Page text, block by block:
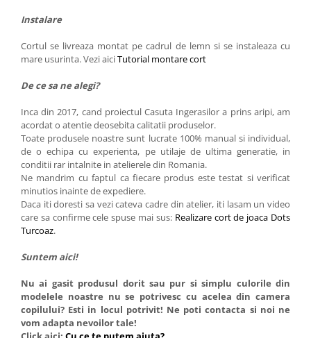
Instalare
Cortul se livreaza montat pe cadrul de lemn si se instaleaza cu
mare usurinta. Vezi aiciTutorial montare cort
De ce sa ne alegi?
Inca din 2017, cand proiectul Casuta Ingerasilor a prins aripi, am
acordat o atentie deosebita calitatii produselor.
Toate produsele noastre sunt lucrate 100% manual si individual,
de o echipa cu experienta, pe utilaje de ultima generatie, in
conditii rar intalnite in atelierele din Romania.
Ne mandrim cu faptul ca fiecare produs este testat si verificat
minutios inainte de expediere.
Daca iti doresti sa vezi cateva cadre din atelier, iti lasam un video
care sa confirme cele spuse mai sus: Realizare cort de joaca Dots
Turcoaz.
Suntem aici!
Nu ai gasit produsul dorit sau pur si simplu culorile din
modelele noastre nu se potrivesc cu acelea din camera
copilului? Esti in locul potrivit! Ne poti contacta si noi ne
vom adapta nevoilor tale!